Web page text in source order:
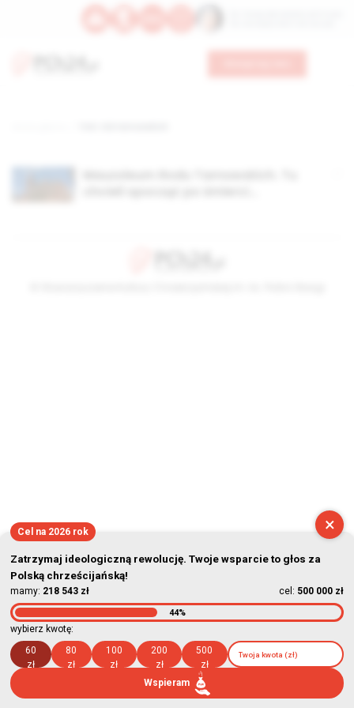
×
Cel na 2026 rok
Zatrzymaj ideologiczną rewolucję. Twoje wsparcie to głos za
Polską chrześcijańską!
mamy: 218 543 zł cel: 500 000 zł
44%
wybierz kwotę:
60
zł
80
zł
100
zł
200
zł
500
zł
Wspieram